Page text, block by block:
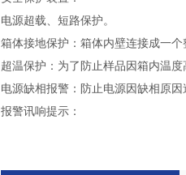
电源超载、短路保护。
箱体接地保护：箱体内壁连接成一个
超温保护：为了防止样品因箱内温
电源缺相报警：防止电源因缺相原
报警讯响提示：